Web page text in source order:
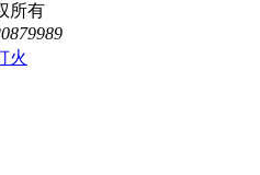
所有